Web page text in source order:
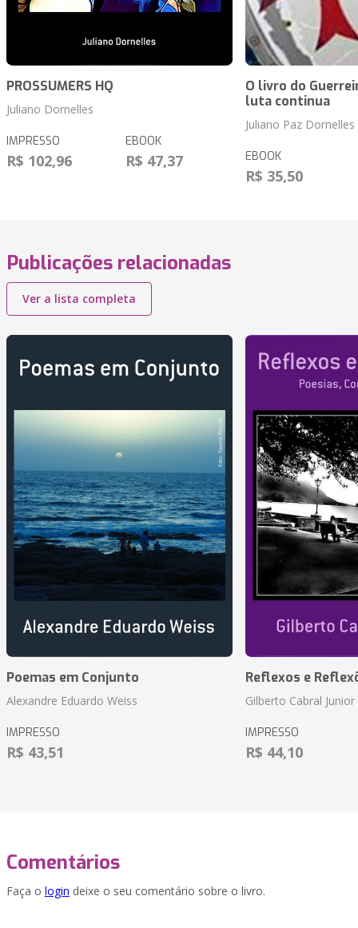
PROSSUMERS HQ
Juliano Dornelles
IMPRESSO
R$ 102,96
EBOOK
R$ 47,37
O livro do
luta continua
Juliano Paz Dornelles
EBOOK
R$ 35,50
Publicações relacionadas
Ver a lista completa
Poemas em Conjunto
Alexandre Eduardo Weiss
IMPRESSO
R$ 43,51
Reflexos e
Gilberto Cabral Junior
IMPRESSO
R$ 44,10
Comentários
Faça o login deixe o seu comentário sobre o livro.